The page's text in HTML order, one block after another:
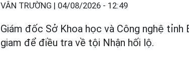
VÂN TRƯỜNG | 04/08/2026 - 12:49
Giám đốc Sở Khoa học và Công nghệ tỉnh
giam để điều tra về tội Nhận hối lộ.